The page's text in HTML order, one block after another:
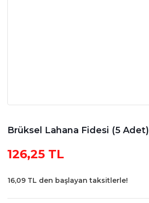
Brüksel Lahana Fidesi (5 Adet)
126,25 TL
16,09 TL den başlayan taksitlerle!